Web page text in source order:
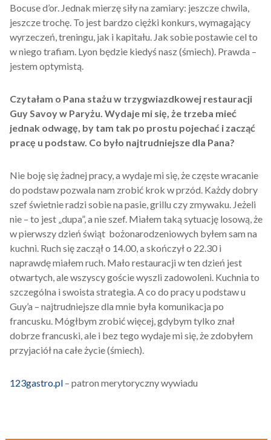
Bocuse d’or. Jednak mierzę siły na zamiary: jeszcze chwila,
jeszcze trochę. To jest bardzo ciężki konkurs, wymagający
wyrzeczeń, treningu, jak i kapitału. Jak sobie postawie cel to
w niego trafiam. Lyon będzie kiedyś nasz (śmiech). Prawda –
jestem optymistą.
Czytałam o Pana stażu w trzygwiazdkowej restauracji
Guy Savoy w Paryżu. Wydaje mi się, że trzeba mieć
jednak odwagę, by tam tak po prostu pojechać i zacząć
pracę u podstaw. Co było najtrudniejsze dla Pana?
Nie boję się żadnej pracy, a wydaje mi się, że częste wracanie
do podstaw pozwala nam zrobić krok w przód. Każdy dobry
szef świetnie radzi sobie na pasie, grillu czy zmywaku. Jeżeli
nie – to jest „dupa”, a nie szef. Miałem taką sytuację losową, że
w pierwszy dzień świąt bożonarodzeniowych byłem sam na
kuchni. Ruch się zaczął o 14.00, a skończył o 22.30 i
naprawdę miałem ruch. Mało restauracji w ten dzień jest
otwartych, ale wszyscy goście wyszli zadowoleni. Kuchnia to
szczególna i swoista strategia. A co do pracy u podstaw u
Guy’a – najtrudniejsze dla mnie była komunikacja po
francusku. Mógłbym zrobić więcej, gdybym tylko znał
dobrze francuski, ale i bez tego wydaje mi się, że zdobyłem
przyjaciół na całe życie (śmiech).
123gastro.pl– patron merytoryczny wywiadu